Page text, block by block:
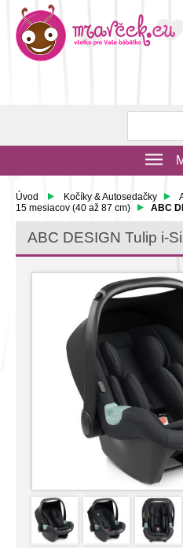
Úvod Kočíky & Autosedačky
15 mesiacov (40 až 87 cm)
ABC
ABC DESIGN Tulip i-